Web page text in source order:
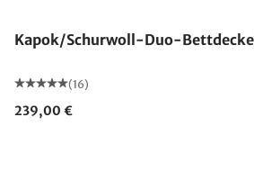
Kapok/Schurwoll-Duo-
(16)
239,00 €